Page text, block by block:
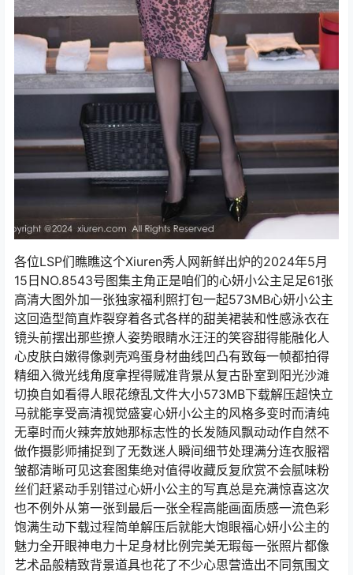
各位LSP们瞧瞧这个Xiuren秀人网新鲜出炉的2024年5月
15日NO.8543号图集主角正是咱们的心妍小公主足足61张
高清大图外加一张独家福利照打包一起573MB心妍小公主
这回造型简直炸裂穿着各式各样的甜美裙装和性感泳衣在
镜头前摆出那些撩人姿势眼睛水汪汪的笑容甜得能融化人
心皮肤白嫩得像剥壳鸡蛋身材曲线凹凸有致每一帧都拍得
精细入微光线角度拿捏得贼准背景从复古卧室到阳光沙滩
切换自如看得人眼花缭乱文件大小573MB下载解压超快立
马就能享受高清视觉盛宴心妍小公主的风格多变时而清纯
无辜时而火辣奔放她那标志性的长发随风飘动动作自然不
做作摄影师捕捉到了无数迷人瞬间细节处理满分连衣服褶
皱都清晰可见这套图集绝对值得收藏反复欣赏不会腻味粉
丝们赶紧动手别错过心妍小公主的写真总是充满惊喜这次
也不例外从第一张到最后一张全程高能画面质感一流色彩
饱满生动下载过程简单解压后就能大饱眼福心妍小公主的
魅力全开眼神电力十足身材比例完美无瑕每一张照片都像
艺术品般精致背景道具也花了不少心思营造出不同氛围文